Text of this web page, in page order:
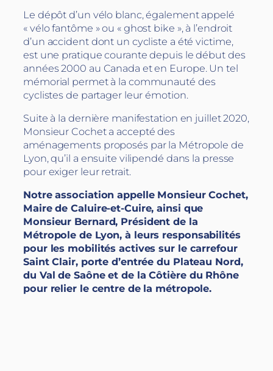
Le dépôt d’un vélo blanc, également appelé
« vélo fantôme » ou « ghost bike », à l’endroit
d’un accident dont un cycliste a été victime,
est une pratique courante depuis le début des
années 2000 au Canada et en Europe. Un tel
mémorial permet à la communauté des
cyclistes de partager leur émotion.
Suite à la dernière manifestation en juillet 2020,
Monsieur Cochet a accepté des
aménagements proposés par la Métropole de
Lyon, qu’il a ensuite vilipendé dans la presse
pour exiger leur retrait.
Notre association appelle Monsieur Cochet,
Maire de Caluire-et-Cuire, ainsi que
Monsieur Bernard, Président de la
Métropole de Lyon, à leurs responsabilités
pour les mobilités actives sur le carrefour
Saint Clair, porte d’entrée du Plateau Nord,
du Val de Saône et de la Côtière du Rhône
pour relier le centre de la métropole.